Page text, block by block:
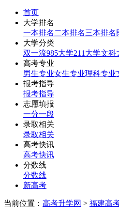
首页
大学排名
一本排名 二本排名三本排名
大学分类
双一流985大学211大学文科
高考专业
男生专业女生专业理科专业
报考指导
报考指导
志愿填报
一分一段
录取相关
录取相关
高考快讯
高考快讯
分数线
分数线
新高考
当前位置： 高考升学网 > 福建高